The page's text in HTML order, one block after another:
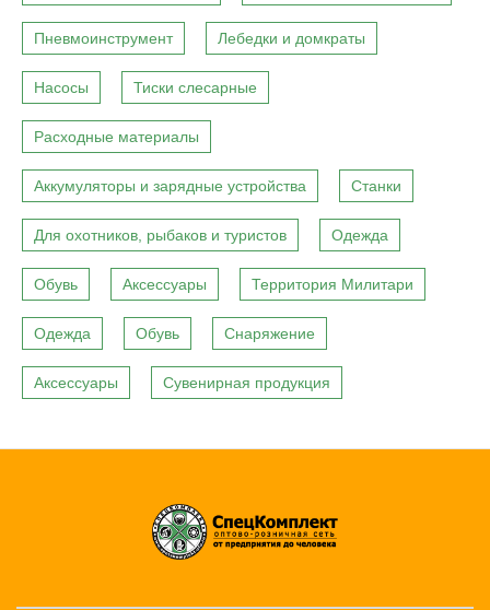
Пневмоинструмент Лебедки и домкраты
Насосы Тиски слесарные
Расходные материалы
Аккумуляторы и зарядные устройства Станки
Для охотников, рыбаков и туристов Одежда
Обувь Аксессуары Территория Милитари
Одежда Обувь Снаряжение
Аксессуары Сувенирная продукция